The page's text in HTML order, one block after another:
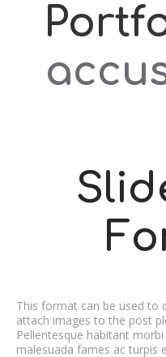
This format can be used to
attach images to the post
Pellentesque habitant
malesuada fames ac turpis